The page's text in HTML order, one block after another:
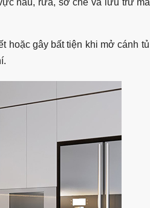
hoặc gây bất tiện khi mở cánh